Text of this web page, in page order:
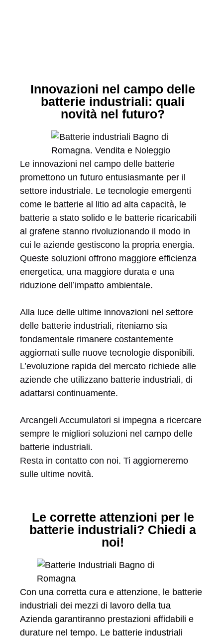
Innovazioni nel campo delle
batterie industriali: quali
novità nel futuro?
Le innovazioni nel campo delle batterie
promettono un futuro entusiasmante per il
settore industriale. Le tecnologie emergenti
come le batterie al litio ad alta capacità, le
batterie a stato solido e le batterie ricaricabili
al grafene stanno rivoluzionando il modo in
cui le aziende gestiscono la propria energia.
Queste soluzioni offrono maggiore efficienza
energetica, una maggiore durata e una
riduzione dell’impatto ambientale.
Alla luce delle ultime innovazioni nel settore
delle batterie industriali, riteniamo sia
fondamentale rimanere costantemente
aggiornati sulle nuove tecnologie disponibili.
L’evoluzione rapida del mercato richiede alle
aziende che utilizzano batterie industriali, di
adattarsi continuamente.
Arcangeli Accumulatori si impegna a ricercare
sempre le migliori soluzioni nel campo delle
batterie industriali.
Resta in contatto con noi. Ti aggiorneremo
sulle ultime novità.
Le corrette attenzioni per le
batterie industriali? Chiedi a
noi!
Con una corretta cura e attenzione, le batterie
industriali dei mezzi di lavoro della tua
Azienda garantiranno prestazioni affidabili e
durature nel tempo. Le batterie industriali